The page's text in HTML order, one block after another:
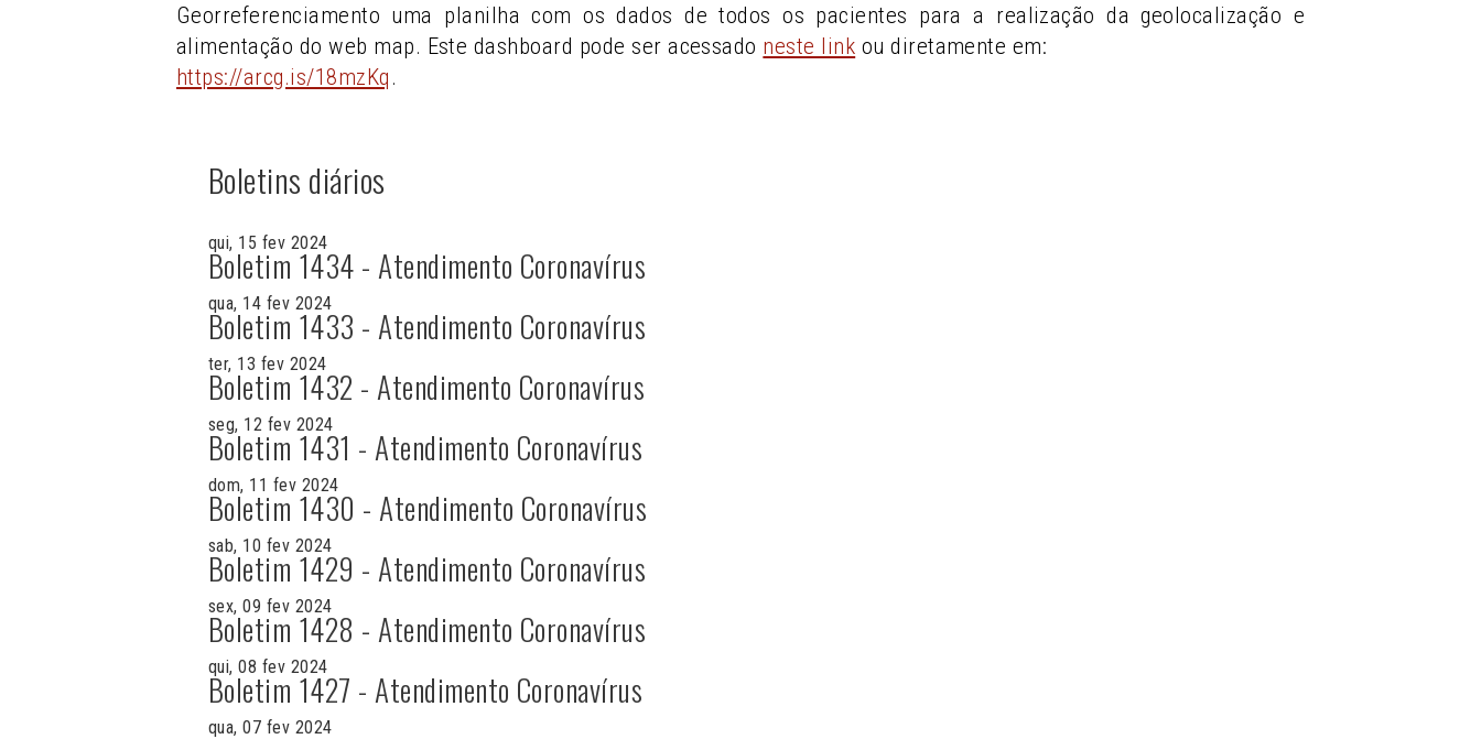
Georreferenciamento uma planilha com os dados de todos os pacientes para a realização da geolocalização e
alimentação do web map. Este dashboard pode ser acessado neste link ou diretamente em:
https://arcg.is/18mzKq .
Boletins diários
qui, 15 fev 2024
Boletim 1434 - Atendimento Coronavírus
qua, 14 fev 2024
Boletim 1433 - Atendimento Coronavírus
ter, 13 fev 2024
Boletim 1432 - Atendimento Coronavírus
seg, 12 fev 2024
Boletim 1431 - Atendimento Coronavírus
dom, 11 fev 2024
Boletim 1430 - Atendimento Coronavírus
sab, 10 fev 2024
Boletim 1429 - Atendimento Coronavírus
sex, 09 fev 2024
Boletim 1428 - Atendimento Coronavírus
qui, 08 fev 2024
Boletim 1427 - Atendimento Coronavírus
qua, 07 fev 2024